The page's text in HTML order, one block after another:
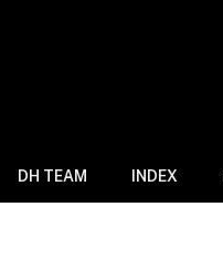
DH TEAM INDEX